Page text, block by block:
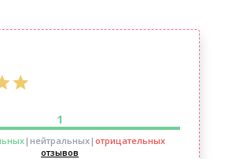
1
|нейтральных| отрицательных
отзывов